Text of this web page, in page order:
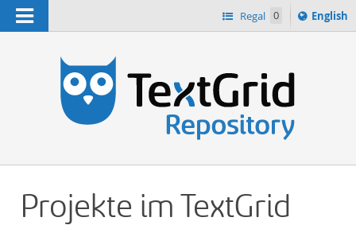
Navigation Regal 0
Switch
English
Projekte im TextGrid